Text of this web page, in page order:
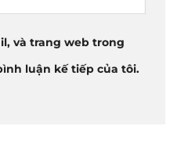
và trang web trong
luận kế tiếp của tôi.